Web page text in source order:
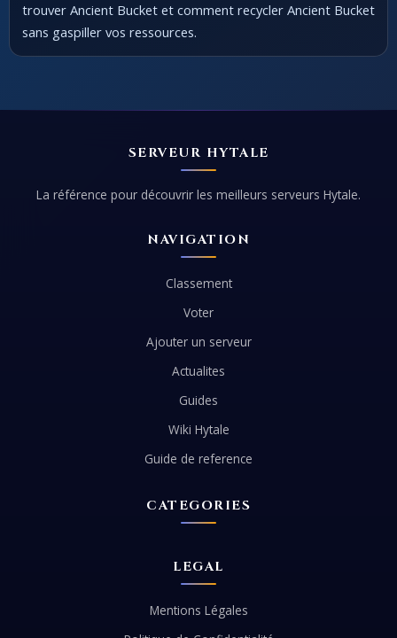
trouver Ancient Bucket et comment recycler Ancient Bucket
sans gaspiller vos ressources.
SERVEUR HYTALE
La référence pour découvrir les meilleurs serveurs Hytale.
NAVIGATION
Classement
Voter
Ajouter un serveur
Actualites
Guides
Wiki Hytale
Guide de reference
CATEGORIES
LEGAL
Mentions Légales